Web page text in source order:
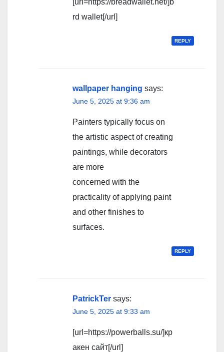
[url=https://breadwallet.net/]b
rd wallet[/url]
REPLY
wallpaper hanging says:
June 5, 2025 at 9:36 am
Painters typically focus on
the artistic aspect of creating
paintings, while decorators
are more
concerned with the
practicality of applying paint
and other finishes to
surfaces.
REPLY
PatrickTer says:
June 5, 2025 at 9:33 am
[url=https://powerballs.su/]кр
акен сайт[/url]